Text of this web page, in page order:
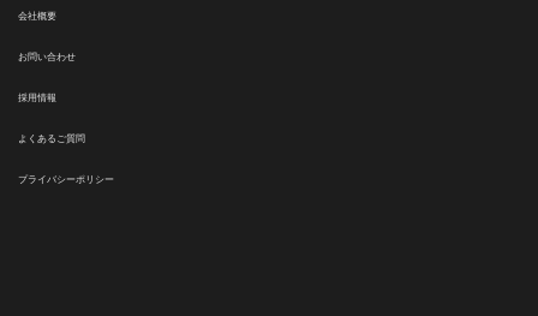
会社概要
お問い合わせ
採用情報
よくあるご質問
プライバシーポリシー